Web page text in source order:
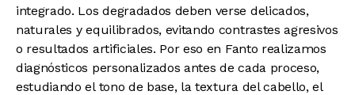
integrado. Los degradados deben verse delicados,
naturales y equilibrados, evitando contrastes agresivos
o resultados artificiales. Por eso en Fanto realizamos
diagnósticos personalizados antes de cada proceso,
estudiando el tono de base, la textura del cabello, el